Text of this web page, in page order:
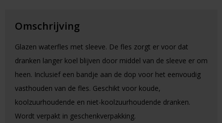
Omschrijving
Glazen waterfles met sleeve. De fles zorgt er voor dat
dranken langer koel blijven door middel van de sleeve er om
heen. Inclusief een bandje aan de dop voor het eenvoudig
vasthouden van de fles. Geschikt voor koude,
koolzuurhoudende en niet-koolzuurhoudende dranken.
Wordt verpakt in geschenkverpakking.